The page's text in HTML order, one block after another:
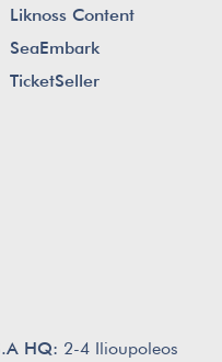
Liknoss Content
SeaEmbark
TicketSeller
HQ: 2-4 Ilioupoleos